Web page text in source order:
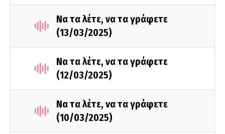
Να τα λέτε, να τα γράφετε
(13/03/2025)
Να τα λέτε, να τα γράφετε
(12/03/2025)
Να τα λέτε, να τα γράφετε
(10/03/2025)